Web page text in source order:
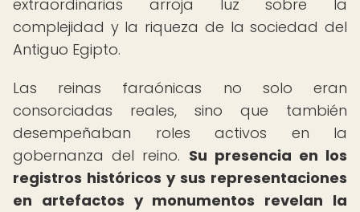
extraordinarias arroja luz sobre la
complejidad y la riqueza de la sociedad del
Antiguo Egipto.
Las reinas faraónicas no solo eran
consorciadas reales, sino que también
desempeñaban roles activos en la
gobernanza del reino. Su presencia en los
registros históricos y sus representaciones
en artefactos y monumentos revelan la